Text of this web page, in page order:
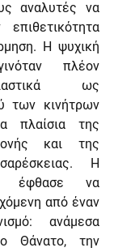
αναλυτές να
επιθετικότητα
Η ψυχική
πλέον
ως
των κινήτρων
πλαίσια της
και της
Η
έφθασε να
από έναν
ανάμεσα
Θάνατο, την